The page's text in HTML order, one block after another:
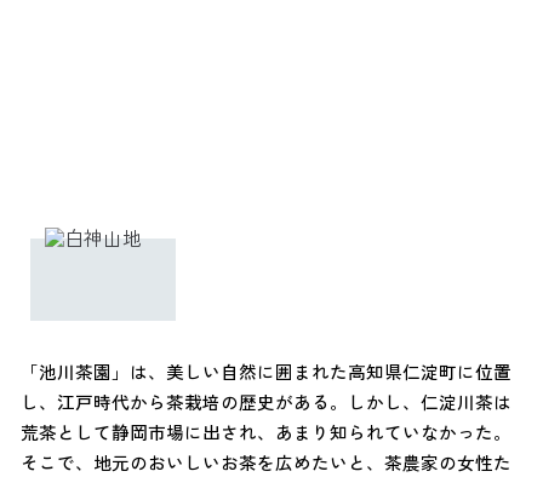
「池川茶園」は、美しい自然に囲まれた高知県仁淀町に位置
し、江戸時代から茶栽培の歴史がある。しかし、仁淀川茶は
荒茶として静岡市場に出され、あまり知られていなかった。
そこで、地元のおいしいお茶を広めたいと、茶農家の女性た